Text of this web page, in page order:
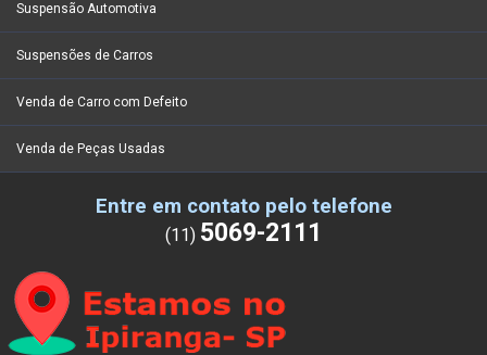
Suspensão Automotiva
Suspensões de Carros
Venda de Carro com Defeito
Venda de Peças Usadas
Entre em contato pelo telefone
(11) 5069-2111